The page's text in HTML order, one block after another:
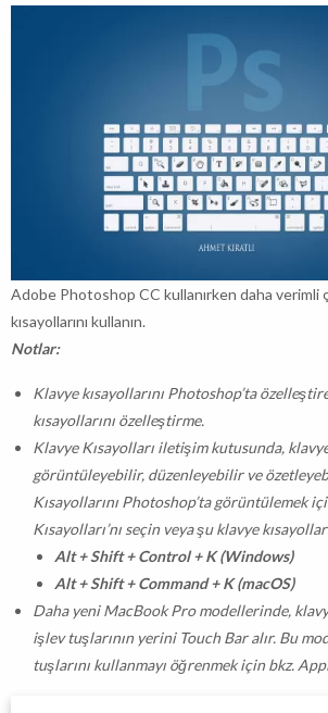
Adobe Photoshop CC kullanırken daha verimli
kısayollarını kullanın.
Notlar:
Klavye kısayollarını Photoshop’ta
kısayollarını özelleştirme.
Klavye Kısayolları iletişim kutusunda,
görüntüleyebilir, düzenleyebilir ve
Kısayollarını Photoshop’ta görüntülemek
Kısayolları’nı seçin veya şu klavye
Alt + Shift + Control + K (Windows)
Alt + Shift + Command + K (macOS)
Daha yeni MacBook Pro modellerinde,
işlev tuşlarının yerini Touch Bar alır. Bu
tuşlarını kullanmayı öğrenmek için bkz.